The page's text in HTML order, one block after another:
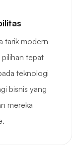
tarik modern
pilihan tepat
teknologi
bisnis yang
mereka